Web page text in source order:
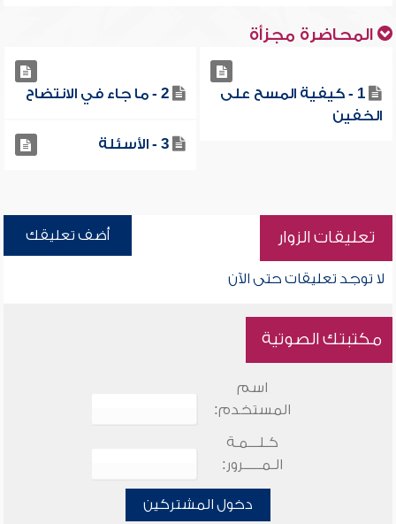
المحاضرة مجزأة
1 - كيفية المسح على
الخفين
2 - ما جاء في الانتضاح
3 - الأسئلة
تعليقات الزوار أضف تعليقك
لا توجد تعليقات حتى الآن
مكتبتك الصوتية
اسم
المستخدم:
كـلـــمـة
الـمـــــرور:
دخول المشتركين